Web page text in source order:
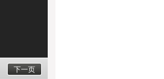
下一页